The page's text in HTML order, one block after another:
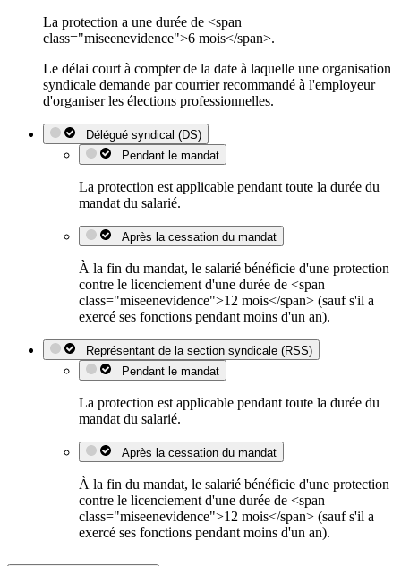
La protection a une durée de <span
class="miseenevidence">6 mois</span>.
Le délai court à compter de la date à laquelle une organisation
syndicale demande par courrier recommandé à l'employeur
d'organiser les élections professionnelles.
Délégué syndical (DS)
Pendant le mandat
La protection est applicable pendant toute la durée du
mandat du salarié.
Après la cessation du mandat
À la fin du mandat, le salarié bénéficie d'une protection
contre le licenciement d'une durée de <span
class="miseenevidence">12 mois</span> (sauf s'il a
exercé ses fonctions pendant moins d'un an).
Représentant de la section syndicale (RSS)
Pendant le mandat
La protection est applicable pendant toute la durée du
mandat du salarié.
Après la cessation du mandat
À la fin du mandat, le salarié bénéficie d'une protection
contre le licenciement d'une durée de <span
class="miseenevidence">12 mois</span> (sauf s'il a
exercé ses fonctions pendant moins d'un an).